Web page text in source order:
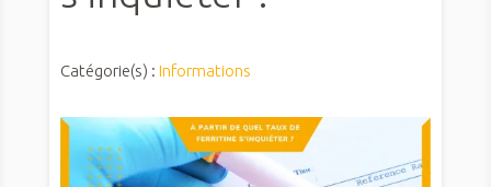
Catégorie(s) : Informations